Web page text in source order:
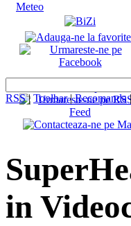
Meteo
RSS| Toolbar|Recomanda
in